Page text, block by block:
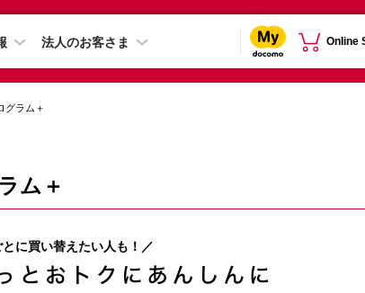
法人のお客さま Online
グラム＋
ム＋
に買い替えたい人も！／